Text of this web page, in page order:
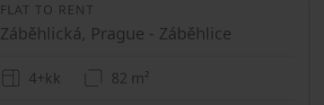
FLAT TO RENT
Záběhlická, Prague - Záběhlice
4+kk 82 m²